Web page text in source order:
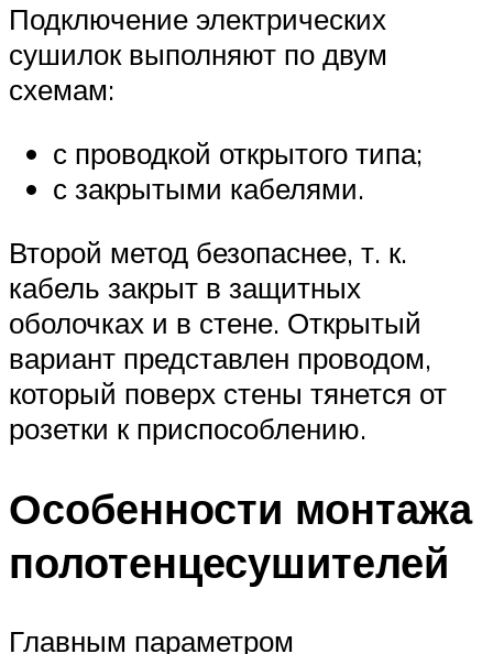
Подключение электрических
сушилок выполняют по двум
схемам:
с проводкой открытого типа;
с закрытыми кабелями.
Второй метод безопаснее, т. к.
кабель закрыт в защитных
оболочках и в стене. Открытый
вариант представлен проводом,
который поверх стены тянется от
розетки к приспособлению.
Особенности монтажа
полотенцесушителей
Главным параметром